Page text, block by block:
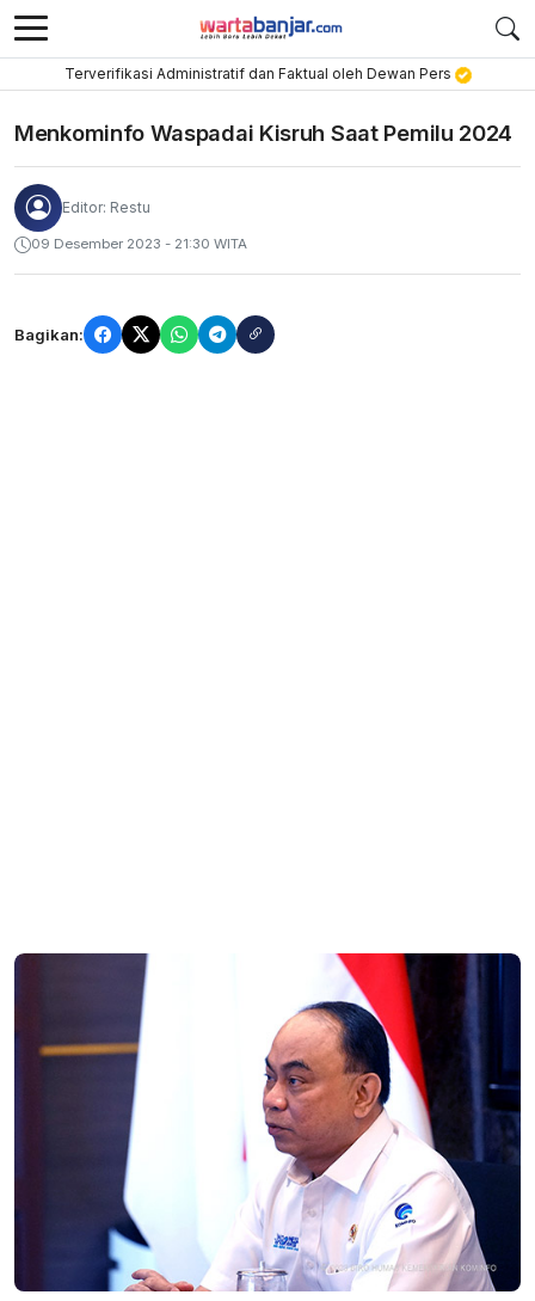
Terverifikasi Administratif dan Faktual oleh Dewan Pers
Menkominfo Waspadai Kisruh Saat Pemilu 2024
Editor: Restu
09 Desember 2023 - 21:30 WITA
Bagikan: